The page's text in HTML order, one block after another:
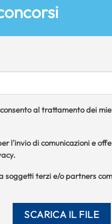
al trattamento dei
l'invio di comunicazioni e
soggetti terzi e/o partners